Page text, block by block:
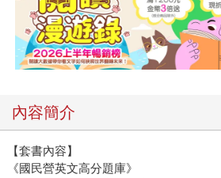
內容簡介
【套書內容】
《國民營英文高分題庫》